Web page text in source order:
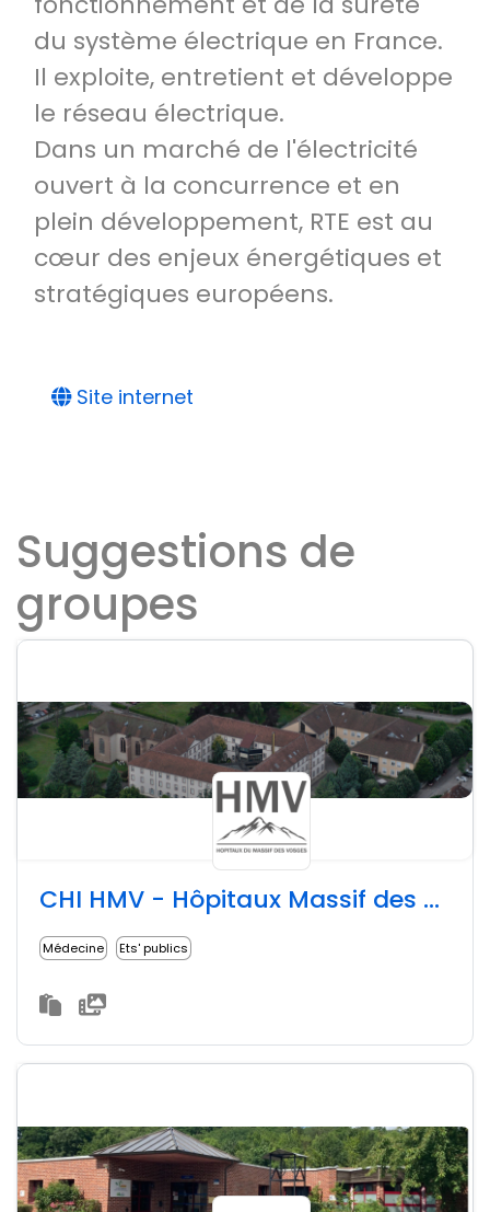
du système électrique en France.
Il exploite, entretient et développe
le réseau électrique.
Dans un marché de l'électricité
ouvert à la concurrence et en
plein développement, RTE est au
cœur des enjeux énergétiques et
stratégiques européens.
Site internet
Suggestions de
groupes
CHI HMV - Hôpitaux Massif des Vosges
Médecine Ets' publics